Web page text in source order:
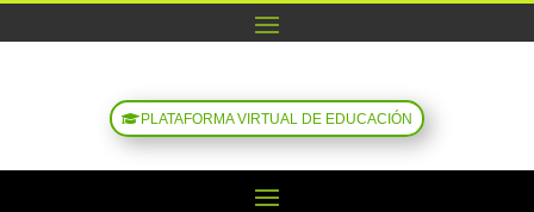
PLATAFORMA VIRTUAL DE EDUCACIÓN